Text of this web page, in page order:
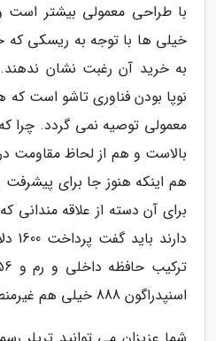
با طراحی معمولی بیشتر است و
خیلی ها با توجه به ریسکی که
به خرید آن رغبت نشان
نوپا بودن فناوری تاشو است که
معمولی توصیه نمی گردد. چرا
بالاست و هم از لحاظ مقاومت
هم اینکه هنوز جا برای پیشرفت
برای آن دسته از علاقه مندانی
اسنپدراگون 888 خیلی هم غیرمنطقی نیست.